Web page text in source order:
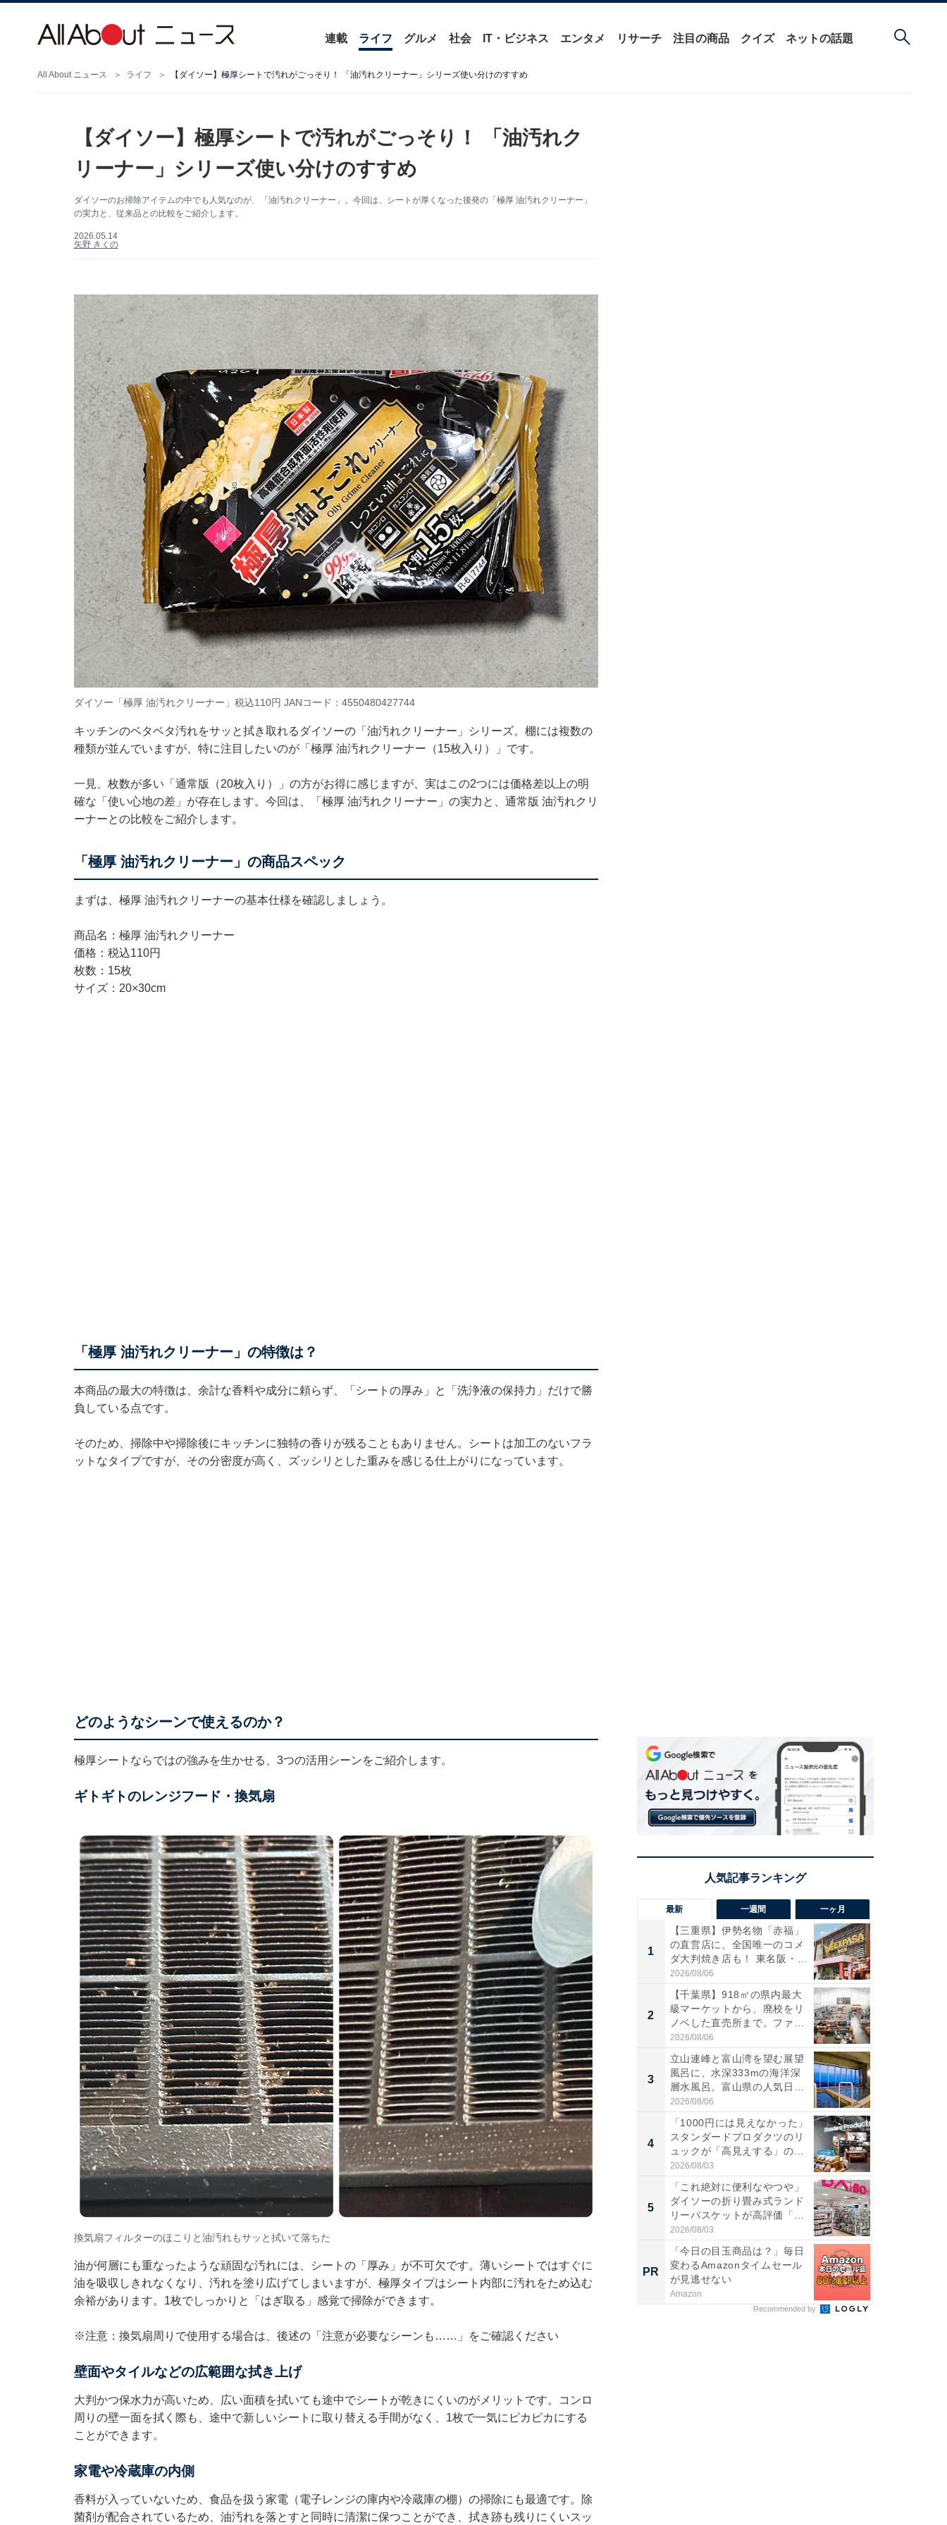
連載 ライフ グルメ 社会 IT・ビジネス エンタメ リサーチ 注目の商品 クイズ ネットの話題
All About ニュース ライフ 【ダイソー】極厚シートで汚れがごっそり！ 「油汚れクリーナー」シリーズ使い分けのすすめ
【ダイソー】極厚シートで汚れがごっそり！ 「油汚れク
リーナー」シリーズ使い分けのすすめ
ダイソーのお掃除アイテムの中でも人気なのが、「油汚れクリーナー」。今回は、シートが厚くなった後発の「極厚 油汚れクリーナー」
の実力と、従来品との比較をご紹介します。
2026.05.14
矢野 きくの
ダイソー「極厚 油汚れクリーナー」税込110円 JANコード：4550480427744
キッチンのベタベタ汚れをサッと拭き取れるダイソーの「油汚れクリーナー」シリーズ。棚には複数の
種類が並んでいますが、特に注目したいのが「極厚 油汚れクリーナー（15枚入り）」です。
一見、枚数が多い「通常版（20枚入り）」の方がお得に感じますが、実はこの2つには価格差以上の明
確な「使い心地の差」が存在します。今回は、「極厚 油汚れクリーナー」の実力と、通常版 油汚れクリ
ーナーとの比較をご紹介します。
「極厚 油汚れクリーナー」の商品スペック
まずは、極厚 油汚れクリーナーの基本仕様を確認しましょう。
商品名：極厚 油汚れクリーナー
価格：税込110円
枚数：15枚
サイズ：20×30cm
「極厚 油汚れクリーナー」の特徴は？
本商品の最大の特徴は、余計な香料や成分に頼らず、「シートの厚み」と「洗浄液の保持力」だけで勝
負している点です。
そのため、掃除中や掃除後にキッチンに独特の香りが残ることもありません。シートは加工のないフラ
ットなタイプですが、その分密度が高く、ズッシリとした重みを感じる仕上がりになっています。
どのようなシーンで使えるのか？
極厚シートならではの強みを生かせる、3つの活用シーンをご紹介します。
ギトギトのレンジフード・換気扇
換気扇フィルターのほこりと油汚れもサッと拭いて落ちた
油が何層にも重なったような頑固な汚れには、シートの「厚み」が不可欠です。薄いシートではすぐに
油を吸収しきれなくなり、汚れを塗り広げてしまいますが、極厚タイプはシート内部に汚れをため込む
余裕があります。1枚でしっかりと「はぎ取る」感覚で掃除ができます。
※注意：換気扇周りで使用する場合は、後述の「 注意が必要なシーンも…… 」をご確認ください
壁面やタイルなどの広範囲な拭き上げ
大判かつ保水力が高いため、広い面積を拭いても途中でシートが乾きにくいのがメリットです。コンロ
周りの壁一面を拭く際も、途中で新しいシートに取り替える手間がなく、1枚で一気にピカピカにする
ことができます。
家電や冷蔵庫の内側
香料が入っていないため、食品を扱う家電（電子レンジの庫内や冷蔵庫の棚）の掃除にも最適です。除
菌剤が配合されているため、油汚れを落とすと同時に清潔に保つことができ、拭き跡も残りにくいスッ
最新 一週間 一ヶ月
1
【三重県】伊勢名物「赤福」
の直営店に、全国唯一のコメ
ダ大判焼き店も！ 東名阪・
伊...
2026/08/06
2
【千葉県】918㎡の県内最大
級マーケットから、廃校をリ
ノベした直売所まで。ファ
ー...
2026/08/06
3
立山連峰と富山湾を望む展望
風呂に、水深333mの海洋深
層水風呂。富山県の人気日
帰...
2026/08/06
4
「1000円には見えなかった」
スタンダードプロダクツのリ
ュックが「高見えする」の...
2026/08/03
5
「これ絶対に便利なやつや」
ダイソーの折り畳み式ランド
リーバスケットが高評価「使
わ...
2026/08/03
PR
「今日の目玉商品は？」毎日
変わるAmazonタイムセール
が見逃せない
Amazon
Recommended by